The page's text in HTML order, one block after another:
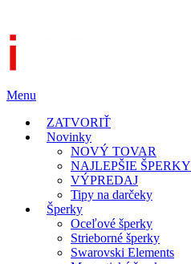
Menu
ZATVORIŤ
Novinky
NOVÝ TOVAR
NAJLEPŠIE ŠPERKY
VÝPREDAJ
Tipy na darčeky
Šperky
Oceľové šperky
Strieborné šperky
Swarovski Elements